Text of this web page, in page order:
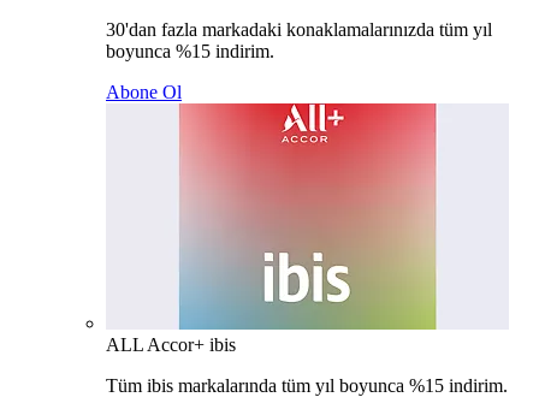
30'dan fazla markadaki konaklamalarınızda tüm yıl
boyunca %15 indirim.
Abone Ol
ALL Accor+ ibis
Tüm ibis markalarında tüm yıl boyunca %15 indirim.